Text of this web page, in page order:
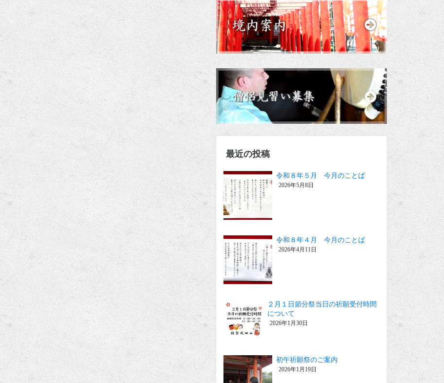
最近の投稿
令和８年５月 今月のことば
2026年5月8日
令和８年４月 今月のことば
2026年4月11日
２月１日節分祭当日の祈願受付時間
について
2026年1月30日
初午祈願祭のご案内
2026年1月19日